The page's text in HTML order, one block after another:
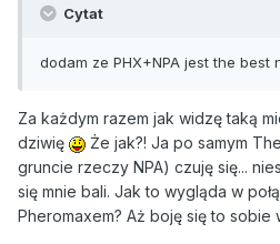
Cytat
dodam ze PHX+NPA jest the best
Za każdym razem jak widzę taką
dziwię
Że jak?! Ja po samym
gruncie rzeczy NPA) czuję się...
się mnie bali. Jak to wygląda w
Pheromaxem? Aż boję się to sobie